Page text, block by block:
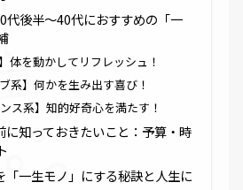
代後半～40代におすすめの「一
体を動かしてリフレッシュ！
系】何かを生み出す喜び！
ス系】知的好奇心を満たす！
に知っておきたいこと：予算・時
「一生モノ」にする秘訣と人生に